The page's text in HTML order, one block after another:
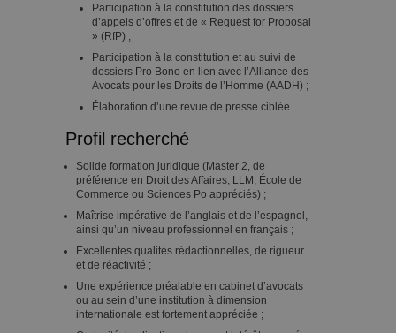
Participation à la constitution des dossiers
d’appels d’offres et de « Request for Proposal
» (RfP) ;
Participation à la constitution et au suivi de
dossiers Pro Bono en lien avec l’Alliance des
Avocats pour les Droits de l’Homme (AADH) ;
Élaboration d’une revue de presse ciblée.
Profil recherché
Solide formation juridique (Master 2, de
préférence en Droit des Affaires, LLM, École de
Commerce ou Sciences Po appréciés) ;
Maîtrise impérative de l’anglais et de l’espagnol,
ainsi qu’un niveau professionnel en français ;
Excellentes qualités rédactionnelles, de rigueur
et de réactivité ;
Une expérience préalable en cabinet d’avocats
ou au sein d’une institution à dimension
internationale est fortement appréciée ;